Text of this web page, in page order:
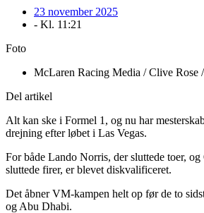
23 november 2025
- Kl. 11:21
Foto
McLaren Racing Media / Clive Rose
Del artikel
Alt kan ske i Formel 1, og nu har
drejning efter løbet i Las Vegas.
For både Lando Norris, der sluttede toer, og
sluttede firer, er blevet diskvalificeret.
Det åbner VM-kampen helt op før de to
og Abu Dhabi.